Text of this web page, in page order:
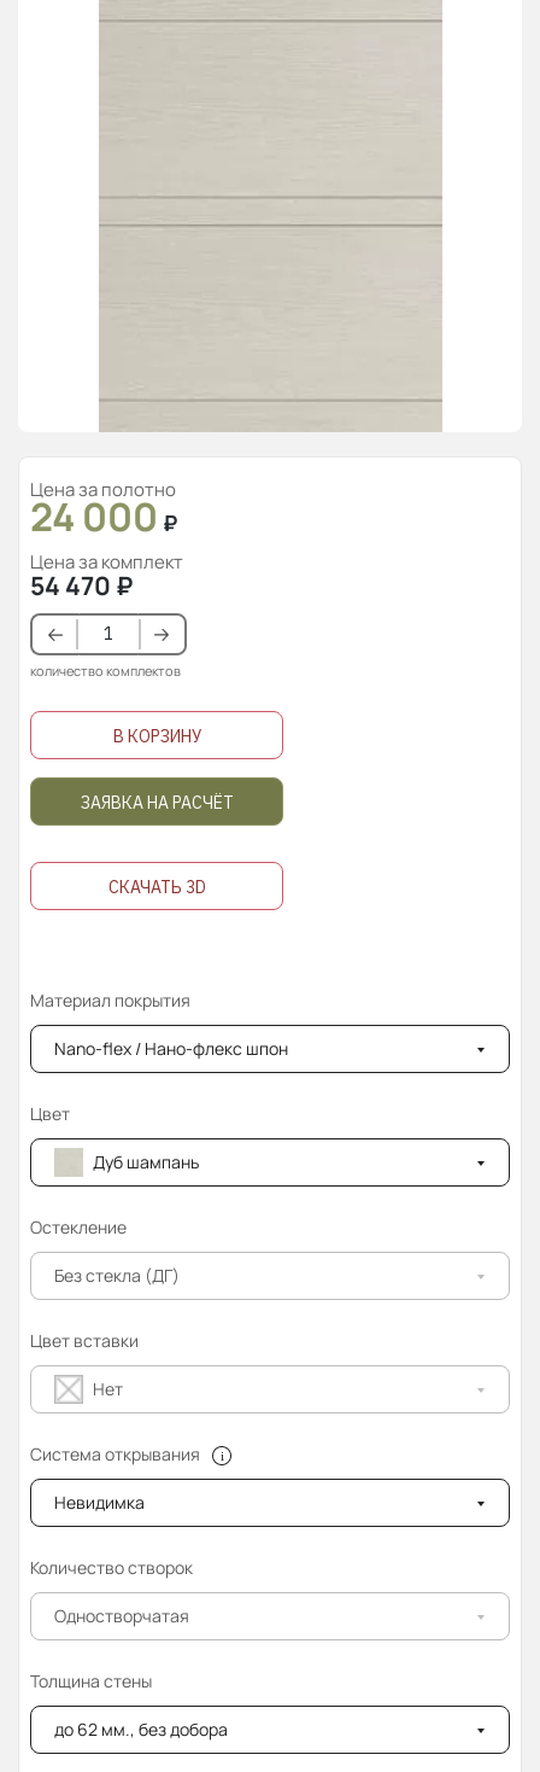
Цена за полотно
24 000 ₽
Цена за комплект
54 470 ₽
количество комплектов
В КОРЗИНУ
ЗАЯВКА НА РАСЧЁТ
СКАЧАТЬ 3D
Материал покрытия
Nano-flex / Нано-флекс шпон
Цвет
Дуб шампань
Остекление
Без стекла (ДГ)
Цвет вставки
Нет
Система открывания
Невидимка
Количество створок
Одностворчатая
Толщина стены
до 62 мм., без добора